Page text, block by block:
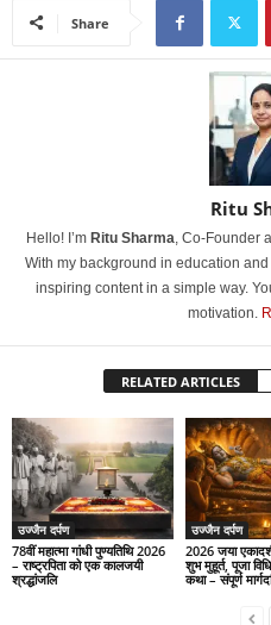
Share
Ritu
Hello! I’m Ritu Sharma, Co-Founder
With my background in education
inspiring content in a simple way.
motivation.
RELATED ARTICLES
उज्जैन दर्पण
78वीं महात्मा गांधी पुण्यतिथि 2026
– राष्ट्रपिता को एक कालजयी
श्रद्धांजलि
उज्जैन दर्पण
2026 जया
शुभ मुहूर्त, पूजा
कथा – संपूर्ण